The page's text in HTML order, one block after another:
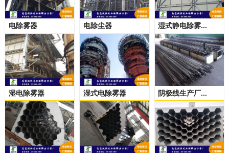
电除雾器 电除尘器 湿式静电除雾...
湿电除雾器 湿式电除雾器 阴极线生产厂...